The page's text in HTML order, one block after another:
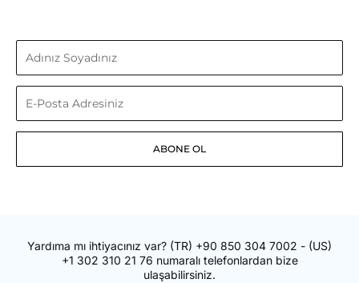
Adınız
Soyadınız
E-
Posta
ABONE OL
Yardıma mı ihtiyacınız var? (TR) +90 850 304 7002 - (US)
+1 302 310 21 76 numaralı telefonlardan bize
ulaşabilirsiniz.